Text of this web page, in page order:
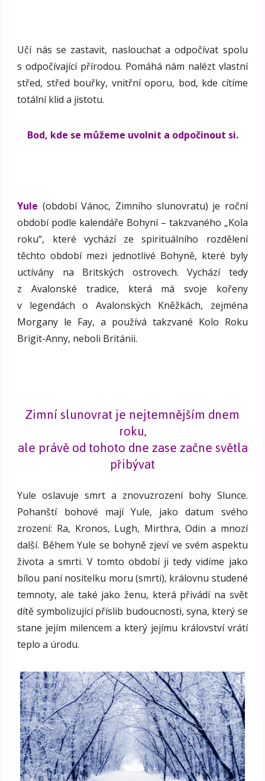
Učí nás se zastavit, naslouchat a odpočívat spolu
s odpočívající přírodou. Pomáhá nám nalézt vlastní
střed, střed bouřky, vnitřní oporu, bod, kde cítíme
totální klid a jistotu.
Bod, kde se můžeme uvolnit a odpočinout si.
Yule (období Vánoc, Zimního slunovratu) je roční
období podle kalendáře Bohyní – takzvaného „Kola
roku“, které vychází ze spirituálního rozdělení
těchto období mezi jednotlivé Bohyně, které byly
uctívány na Britských ostrovech. Vychází tedy
z Avalonské tradice, která má svoje kořeny
v legendách o Avalonských Kněžkách, zejména
Morgany le Fay, a používá takzvané Kolo Roku
Brigit-Anny, neboli Británii.
Zimní slunovrat je nejtemnějším dnem
roku,
ale právě od tohoto dne zase začne světla
přibývat
Yule oslavuje smrt a znovuzrození bohy Slunce.
Pohanští bohové mají Yule, jako datum svého
zrození: Ra, Kronos, Lugh, Mirthra, Odin a mnozí
další. Během Yule se bohyně zjeví ve svém aspektu
života a smrti. V tomto období ji tedy vidíme jako
bílou paní nositelku moru (smrti), královnu studené
temnoty, ale také jako ženu, která přivádí na svět
dítě symbolizující příslib budoucnosti, syna, který se
stane jejím milencem a který jejímu království vrátí
teplo a úrodu.